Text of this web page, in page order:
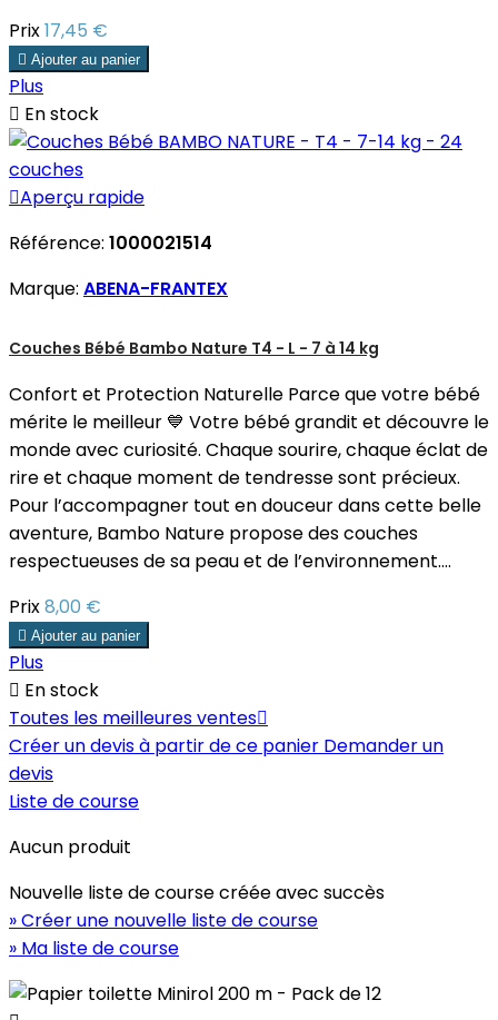
Prix17,45 €
 Ajouter au panier
Plus
 En stock
Aperçu rapide
Référence: 1000021514
Marque: ABENA-FRANTEX
Couches Bébé Bambo Nature T4 - L - 7 à 14 kg
Confort et Protection Naturelle Parce que votre bébé
mérite le meilleur 💙 Votre bébé grandit et découvre le
monde avec curiosité. Chaque sourire, chaque éclat de
rire et chaque moment de tendresse sont précieux.
Pour l’accompagner tout en douceur dans cette belle
aventure, Bambo Nature propose des couches
respectueuses de sa peau et de l’environnement....
Prix8,00 €
 Ajouter au panier
Plus
 En stock
Toutes les meilleures ventes
Créer un devis à partir de ce panier Demander un
devis
Liste de course
Aucun produit
Nouvelle liste de course créée avec succès
» Créer une nouvelle liste de course
» Ma liste de course